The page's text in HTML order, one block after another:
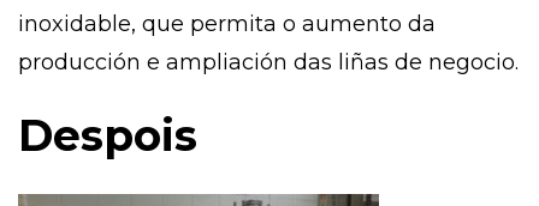
inoxidable, que permita o aumento da
producción e ampliación das liñas de negocio.
Despois